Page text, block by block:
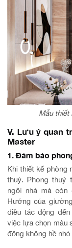
Mẫu thiết
V. Lưu ý quan
Master
1. Đảm bảo
Khi thiết kế phòng
thuỷ. Phong thuỷ
ngôi nhà mà còn
Hướng của
điều tác động
việc lựa chọn màu
động không hề